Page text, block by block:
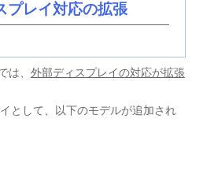
プレイ対応の拡張
は、 外部ディスプレイの対応が拡張
として、以下のモデルが追加され